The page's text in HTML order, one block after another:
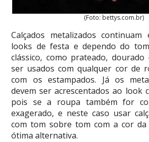
(Foto: bettys.com.br)
Calçados metalizados
looks de festa e dependo do
clássico, como prateado,
ser usados com qualquer cor de
com os estampados. Já os
devem ser acrescentados ao look
pois se a roupa também for
exagerado, e neste caso usar
com tom sobre tom com a cor
ótima alternativa.